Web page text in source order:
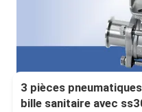
3 pièces
bille sanitaire avec